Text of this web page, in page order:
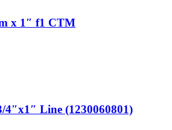
x 1″ f1 CTM
4″x1″ Line (1230060801)